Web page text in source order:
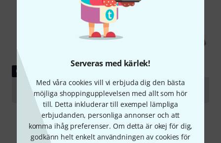
Serveras med kärlek!
Med våra cookies vill vi erbjuda dig den bästa
möjliga shoppingupplevelsen med allt som hör
till. Detta inkluderar till exempel lämpliga
erbjudanden, personliga annonser och att
komma ihåg preferenser. Om detta är okej för dig,
godkänn helt enkelt användningen av cookies för
GUIDE
Violas